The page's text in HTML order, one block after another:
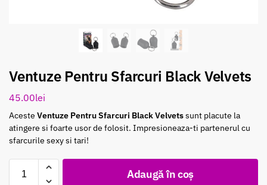
Ventuze Pentru Sfarcuri Black Velvets
45.00lei
Aceste Ventuze Pentru Sfarcuri Black Velvetssunt placute la
atingere si foarte usor de folosit. Impresioneaza-ti partenerul cu
sfarcurile sexy si tari!
Adaugă în coș